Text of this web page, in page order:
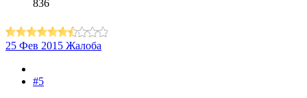
836
25 Фев 2015 Жалоба
#5